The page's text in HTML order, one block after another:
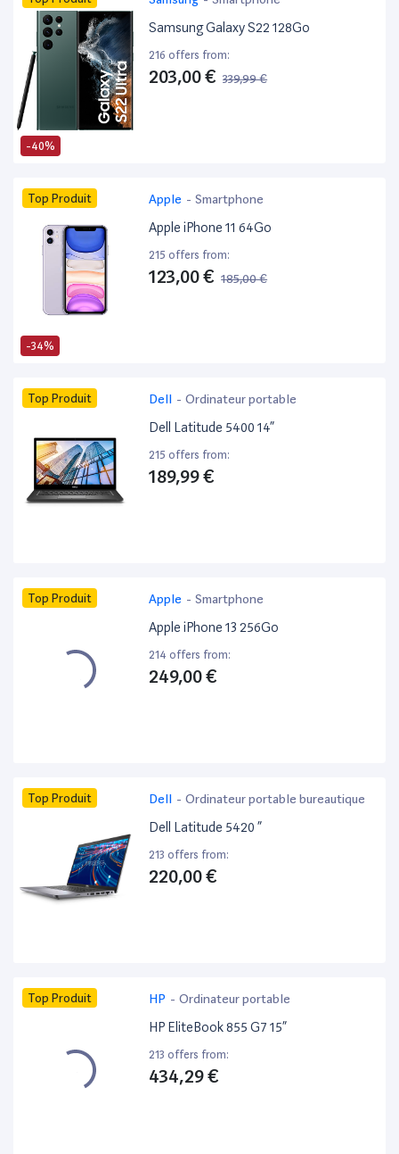
-40%
Samsung Galaxy S22 128Go
216 offers from:
203,00 € 339,99 €
-34%
Top Produit Apple - Smartphone
Apple iPhone 11 64Go
215 offers from:
123,00 € 185,00 €
Top Produit Dell - Ordinateur portable
Dell Latitude 5400 14”
215 offers from:
189,99 €
Top Produit Apple - Smartphone
Apple iPhone 13 256Go
214 offers from:
249,00 €
Top Produit Dell - Ordinateur portable bureautique
Dell Latitude 5420 ”
213 offers from:
220,00 €
Top Produit HP - Ordinateur portable
HP EliteBook 855 G7 15”
213 offers from:
434,29 €